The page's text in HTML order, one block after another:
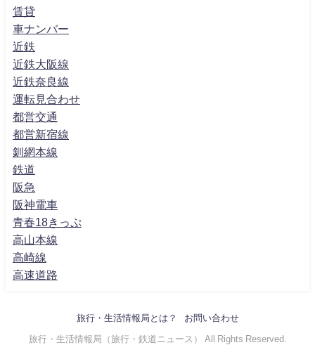
賃貸
車ナンバー
近鉄
近鉄大阪線
近鉄奈良線
運転見合わせ
都営交通
都営新宿線
釧網本線
鉄道
阪急
阪神電車
青春18きっぷ
高山本線
高崎線
高速道路
旅行・生活情報局とは？ お問い合わせ
旅行・生活情報局（旅行・鉄道ニュース） All Rights Reserved.